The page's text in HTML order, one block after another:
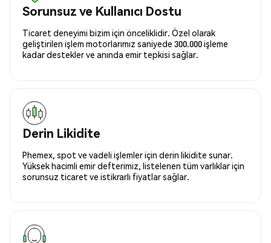
Sorunsuz ve Kullanıcı Dostu
Ticaret deneyimi bizim için önceliklidir. Özel olarak
geliştirilen işlem motorlarımız saniyede 300.000 işleme
kadar destekler ve anında emir tepkisi sağlar.
Derin Likidite
Phemex, spot ve vadeli işlemler için derin likidite sunar.
Yüksek hacimli emir defterimiz, listelenen tüm varlıklar için
sorunsuz ticaret ve istikrarlı fiyatlar sağlar.